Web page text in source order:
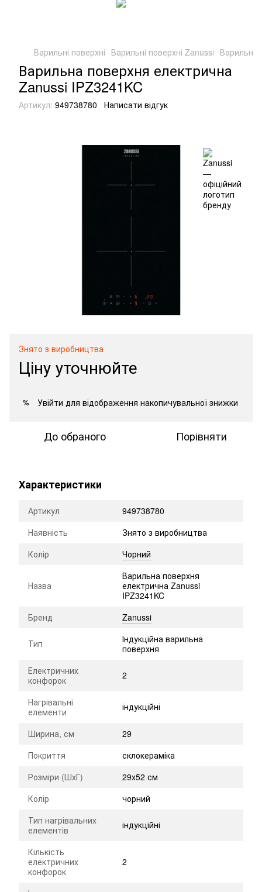
Варильні поверхні Варильні поверхні Zanussi Варильна
Варильна поверхня електрична
Zanussi IPZ3241KC
Артикул: 949738780 Написати відгук
Знято з виробництва
Ціну уточнюйте
% Увійти для відображення накопичувальної знижки
До обраного Порівняти
Характеристики
Артикул
949738780
Наявність
Знято з виробництва
Колір
Чорний
Назва
Варильна поверхня
електрична Zanussi
IPZ3241KC
Бренд
Zanussi
Тип
Індукційна варильна
поверхня
Електричних
конфорок
2
Нагрівальні
елементи
індукційні
Ширина, см
29
Покриття
склокераміка
Розміри (ШхГ)
29x52 см
Колір
чорний
Тип нагрівальних
елементів
індукційні
Кількість
електричних
конфорок
2